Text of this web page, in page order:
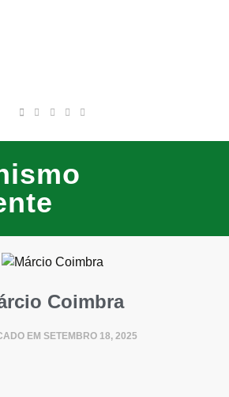
Coimbra
EM SETEMBRO 18, 2025